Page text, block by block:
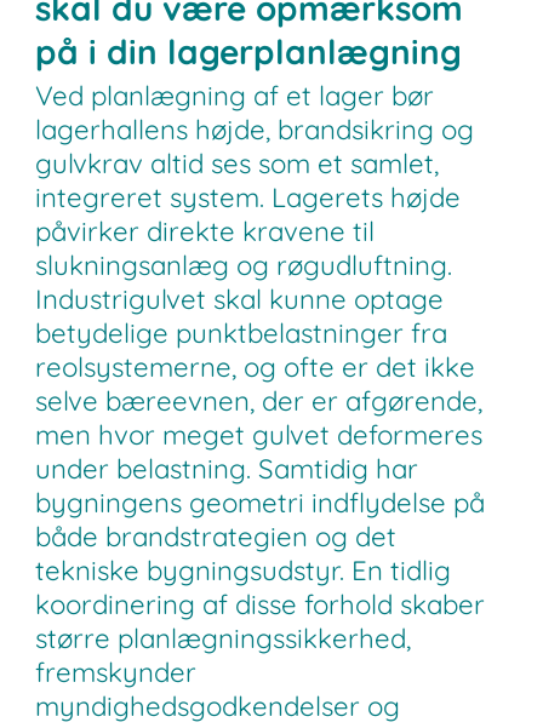
på i din lagerplanlægning
Ved planlægning af et lager bør
lagerhallens højde, brandsikring og
gulvkrav altid ses som et samlet,
integreret system. Lagerets højde
påvirker direkte kravene til
slukningsanlæg og røgudluftning.
Industrigulvet skal kunne optage
betydelige punktbelastninger fra
reolsystemerne, og ofte er det ikke
selve bæreevnen, der er afgørende,
men hvor meget gulvet deformeres
under belastning. Samtidig har
bygningens geometri indflydelse på
både brandstrategien og det
tekniske bygningsudstyr. En tidlig
koordinering af disse forhold skaber
større planlægningssikkerhed,
fremskynder
myndighedsgodkendelser og